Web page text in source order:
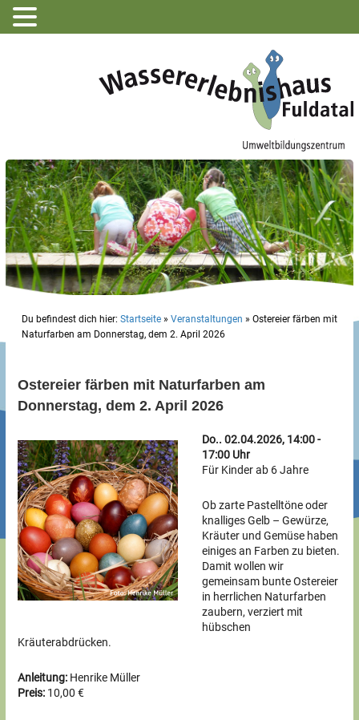
Du befindest dich hier: Startseite » Veranstaltungen » Ostereier färben mit
Naturfarben am Donnerstag, dem 2. April 2026
Ostereier färben mit Naturfarben am
Donnerstag, dem 2. April 2026
Do.. 02.04.2026, 14:00 -
17:00 Uhr
Für Kinder ab 6 Jahre
Ob zarte Pastelltöne oder
knalliges Gelb – Gewürze,
Kräuter und Gemüse haben
einiges an Farben zu bieten.
Damit wollen wir
gemeinsam bunte Ostereier
in herrlichen Naturfarben
zaubern, verziert mit
hübschen
Kräuterabdrücken.
Anleitung: Henrike Müller
Preis: 10,00 €